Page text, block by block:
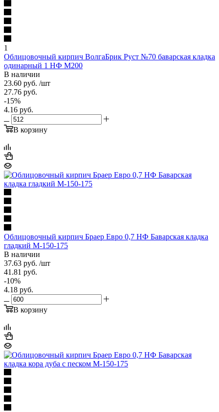
1
Облицовочный кирпич ВолгаБрик Руст №70 баварская кладка
одинарный 1 НФ М200
В наличии
23.60 руб. /шт
27.76 руб.
-15%
4.16 руб.
В корзину
Облицовочный кирпич Браер Евро 0,7 НФ Баварская кладка
гладкий М-150-175
В наличии
37.63 руб. /шт
41.81 руб.
-10%
4.18 руб.
В корзину